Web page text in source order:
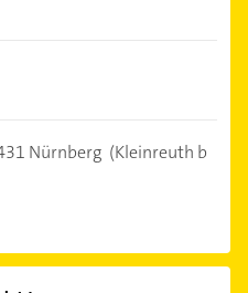
Nürnberg (Kleinreuth b